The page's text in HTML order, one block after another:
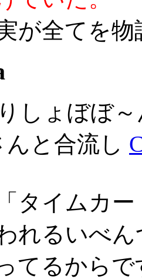
が全てを
しょぼぼ
んと合流し
タイムカ
れるいべ
てるから